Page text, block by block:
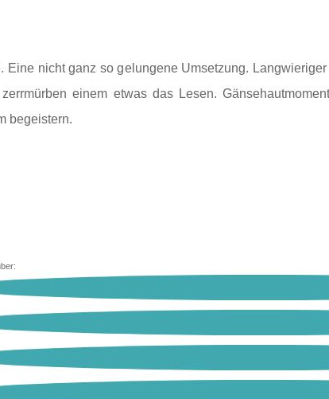
Eine nicht ganz so gelungene Umsetzung.
zerrmürben einem etwas das Lesen.
begeistern.